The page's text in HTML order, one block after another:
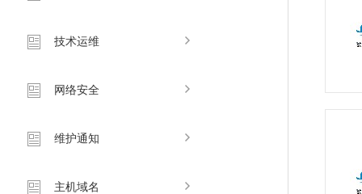
技术运维
网络安全
维护通知
主机域名